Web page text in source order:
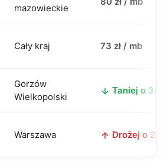
mazowieckie
Cały kraj 73 zł / mb
Gorzów
Wielkopolski
Taniej o 38
Warszawa Drożej o 22